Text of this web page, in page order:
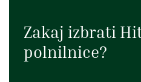
Zakaj izbrati
polnilnice?